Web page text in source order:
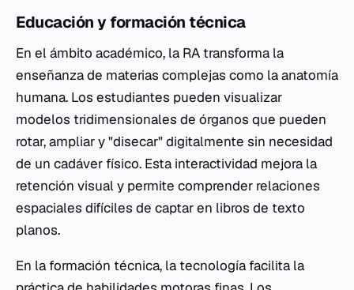
Educación y formación técnica
En el ámbito académico, la RA transforma la
enseñanza de materias complejas como la anatomía
humana. Los estudiantes pueden visualizar
modelos tridimensionales de órganos que pueden
rotar, ampliar y "disecar" digitalmente sin necesidad
de un cadáver físico. Esta interactividad mejora la
retención visual y permite comprender relaciones
espaciales difíciles de captar en libros de texto
planos.
En la formación técnica, la tecnología facilita la